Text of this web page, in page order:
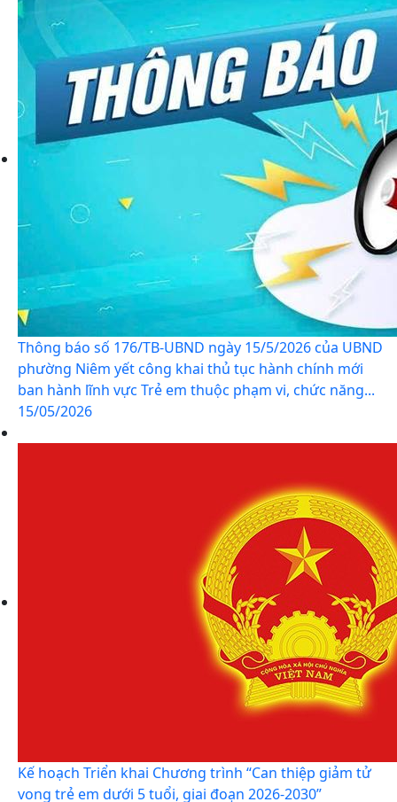
Thông báo số 176/TB-UBND ngày 15/5/2026 của UBND
phường Niêm yết công khai thủ tục hành chính mới
ban hành lĩnh vực Trẻ em thuộc phạm vi, chức năng...
15/05/2026
Kế hoạch Triển khai Chương trình “Can thiệp giảm tử
vong trẻ em dưới 5 tuổi, giai đoạn 2026-2030”